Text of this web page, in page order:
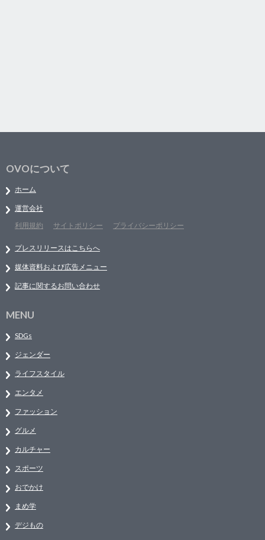
OVOについて
ホーム
運営会社
利用規約
サイトポリシー プライバシーポリシー
プレスリリースはこちらへ
媒体資料および広告メニュー
記事に関するお問い合わせ
MENU
SDGs
ジェンダー
ライフスタイル
エンタメ
ファッション
グルメ
カルチャー
スポーツ
おでかけ
まめ学
デジもの